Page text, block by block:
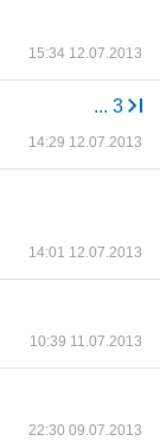
15:34 12.07.2013
... 3
14:29 12.07.2013
14:01 12.07.2013
10:39 11.07.2013
22:30 09.07.2013